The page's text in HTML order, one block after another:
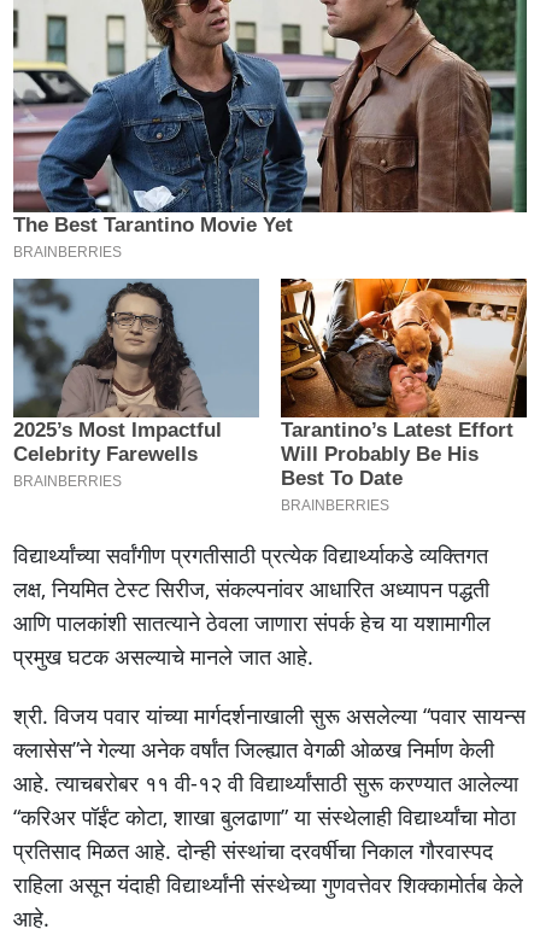
विद्यार्थ्यांच्या सर्वांगीण प्रगतीसाठी प्रत्येक विद्यार्थ्याकडे व्यक्तिगत
लक्ष, नियमित टेस्ट सिरीज, संकल्पनांवर आधारित अध्यापन पद्धती
आणि पालकांशी सातत्याने ठेवला जाणारा संपर्क हेच या यशामागील
प्रमुख घटक असल्याचे मानले जात आहे.
श्री. विजय पवार यांच्या मार्गदर्शनाखाली सुरू असलेल्या “पवार सायन्स
क्लासेस”ने गेल्या अनेक वर्षांत जिल्ह्यात वेगळी ओळख निर्माण केली
आहे. त्याचबरोबर ११ वी-१२ वी विद्यार्थ्यांसाठी सुरू करण्यात आलेल्या
“करिअर पॉईंट कोटा, शाखा बुलढाणा” या संस्थेलाही विद्यार्थ्यांचा मोठा
प्रतिसाद मिळत आहे. दोन्ही संस्थांचा दरवर्षीचा निकाल गौरवास्पद
राहिला असून यंदाही विद्यार्थ्यांनी संस्थेच्या गुणवत्तेवर शिक्कामोर्तब केले
आहे.